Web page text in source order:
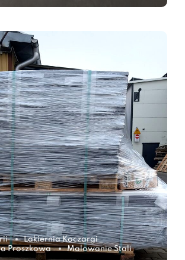
Lakiernia Koczargi
Proszkowa
Malowanie Stali